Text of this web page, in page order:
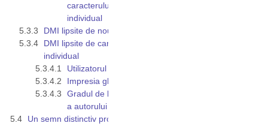
caracterului
individual
DMI lipsite de noutate
DMI lipsite de caracter
individual
Utilizatorul avizat
Impresia globală
Gradul de liberate
a autorului
Un semn distinctiv protejat